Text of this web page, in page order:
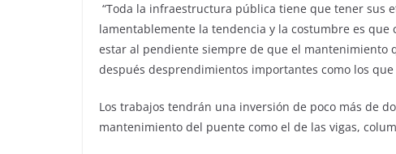
“Toda la infraestructura pública tiene que tener sus
lamentablemente la tendencia y la costumbre es que
estar al pendiente siempre de que el mantenimiento
después desprendimientos importantes como los que
Los trabajos tendrán una inversión de poco más de
mantenimiento del puente como el de las vigas,